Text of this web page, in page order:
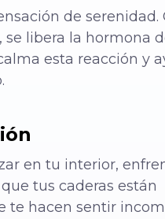
de serenidad.
libera la hormona
esta reacción y
en tu interior,
tus caderas están
te hacen sentir